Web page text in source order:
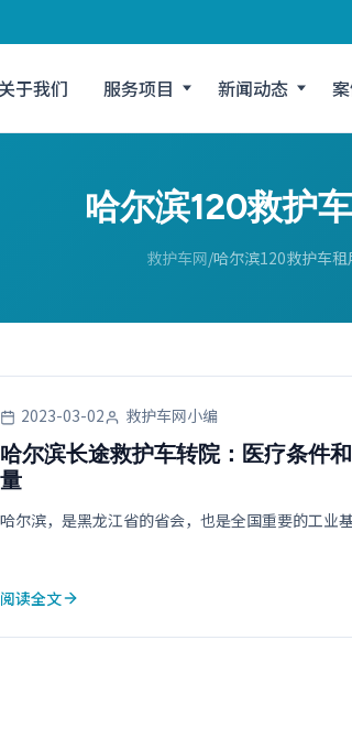
关于我们 服务项目 新闻动态
哈尔滨120救护
救护车网 哈尔滨120救护车租
2023-03-02 救护车网小编
哈尔滨长途救护车转院：医疗条件
量
哈尔滨，是黑龙江省的省会，也是全国重要的工业
阅读全文